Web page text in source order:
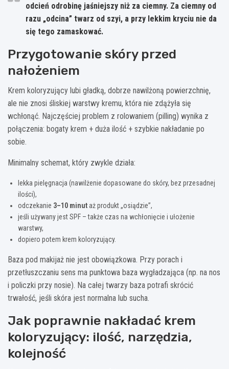
odcień odrobinę jaśniejszy niż za ciemny. Za ciemny od
razu „odcina” twarz od szyi, a przy lekkim kryciu nie da
się tego zamaskować.
Przygotowanie skóry przed
nałożeniem
Krem koloryzujący lubi gładką, dobrze nawilżoną powierzchnię,
ale nie znosi śliskiej warstwy kremu, która nie zdążyła się
wchłonąć. Najczęściej problem z rolowaniem (pilling) wynika z
połączenia: bogaty krem + duża ilość + szybkie nakładanie po
sobie.
Minimalny schemat, który zwykle działa:
lekka pielęgnacja (nawilżenie dopasowane do skóry, bez przesadnej
ilości),
odczekanie 3–10 minutaż produkt „osiądzie”,
jeśli używany jest SPF – także czas na wchłonięcie i ułożenie
warstwy,
dopiero potem krem koloryzujący.
Baza pod makijaż nie jest obowiązkowa. Przy porach i
przetłuszczaniu sens ma punktowa baza wygładzająca (np. na nos
i policzki przy nosie). Na całej twarzy baza potrafi skrócić
trwałość, jeśli skóra jest normalna lub sucha.
Jak poprawnie nakładać krem
koloryzujący: ilość, narzędzia,
kolejność